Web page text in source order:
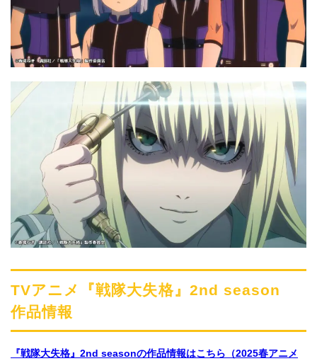
TVアニメ『戦隊大失格』2nd season
作品情報
『戦隊大失格』2nd seasonの作品情報はこちら（2025春アニメ